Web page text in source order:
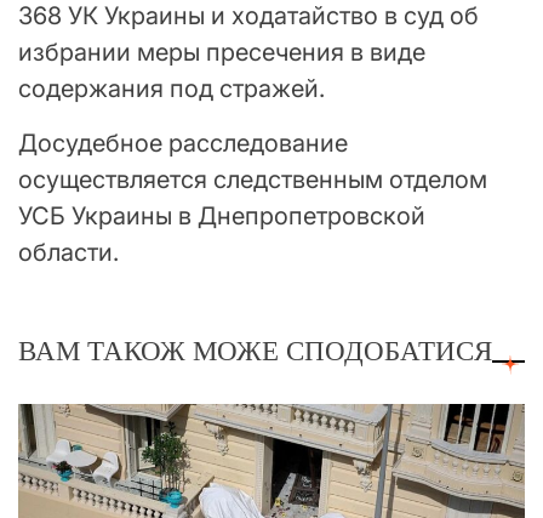
368 УК Украины и ходатайство в суд об
избрании меры пресечения в виде
содержания под стражей.
Досудебное расследование
осуществляется следственным отделом
УСБ Украины в Днепропетровской
области.
ВАМ ТАКОЖ МОЖЕ СПОДОБАТИСЯ